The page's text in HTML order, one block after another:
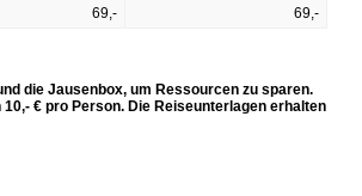
69,- 69,-
die Jausenbox, um Ressourcen zu sparen.
€ pro Person. Die Reiseunterlagen erhalten